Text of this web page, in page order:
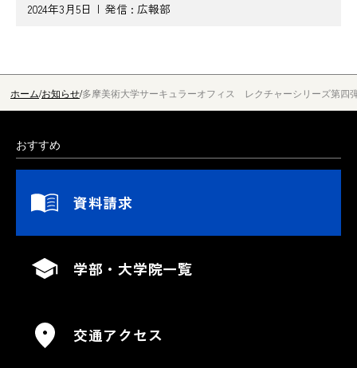
2024年3月5日 発信 : 広報部
ホーム お知らせ多摩美術大学サーキュラーオフィス レクチャーシリーズ第四
おすすめ
資料請求
学部・大学院一覧
交通アクセス